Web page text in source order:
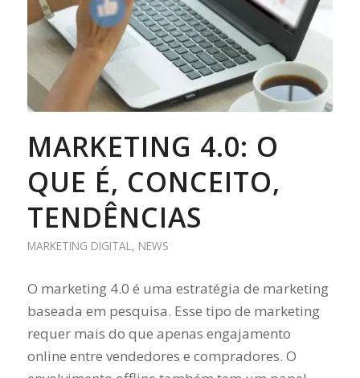
MARKETING 4.0: O
QUE É, CONCEITO,
TENDÊNCIAS
MARKETING DIGITAL, NEWS
O marketing 4.0 é uma estratégia de marketing
baseada em pesquisa. Esse tipo de marketing
requer mais do que apenas engajamento
online entre vendedores e compradores. O